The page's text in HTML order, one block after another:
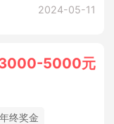
2024-05-11
5000元
年终奖金